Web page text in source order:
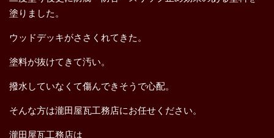
塗りました。
ウッドデッキがささくれてきた。
塗料が抜けてきて汚い。
撥水していなくて傷んできそうで心配。
そんな方は瀧田屋瓦工務店にお任せください。
瀧田屋瓦工務店は